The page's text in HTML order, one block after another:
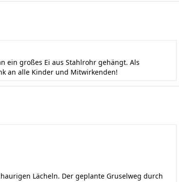
ein großes Ei aus Stahlrohr gehängt. Als
an alle Kinder und Mitwirkenden!
Lächeln. Der geplante Gruselweg durch